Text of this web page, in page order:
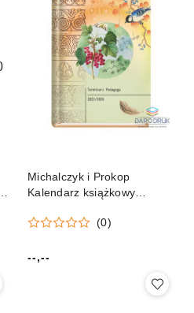
Michalczyk i Prokop
Kalendarz książkowy
Prokop (T-150F-03)
(0)
Cena:
--,--